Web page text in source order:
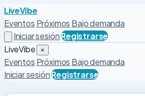
LiveVibe
Eventos Próximos Bajo demanda
Iniciar sesiónRegistrarse
LiveVibe
×
Eventos Próximos Bajo demanda
Iniciar sesiónRegistrarse